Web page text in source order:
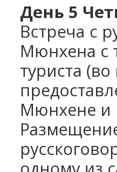
День 5
Встреча с
Мюнхена с
туриста
Мюнхене и